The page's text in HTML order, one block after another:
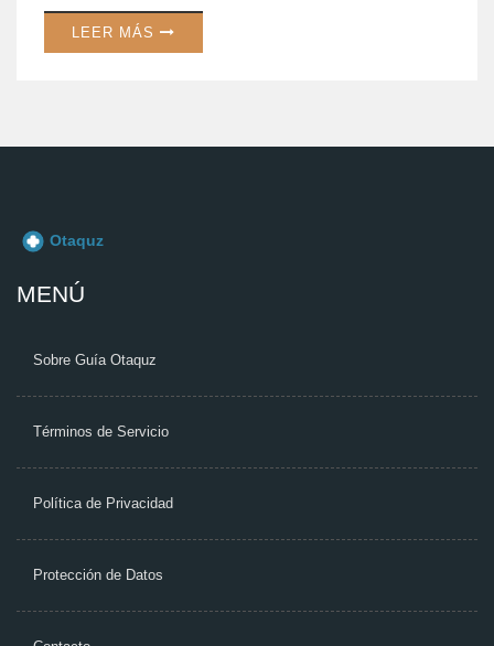
LEER MÁS
MENÚ
Sobre Guía Otaquz
Términos de Servicio
Política de Privacidad
Protección de Datos